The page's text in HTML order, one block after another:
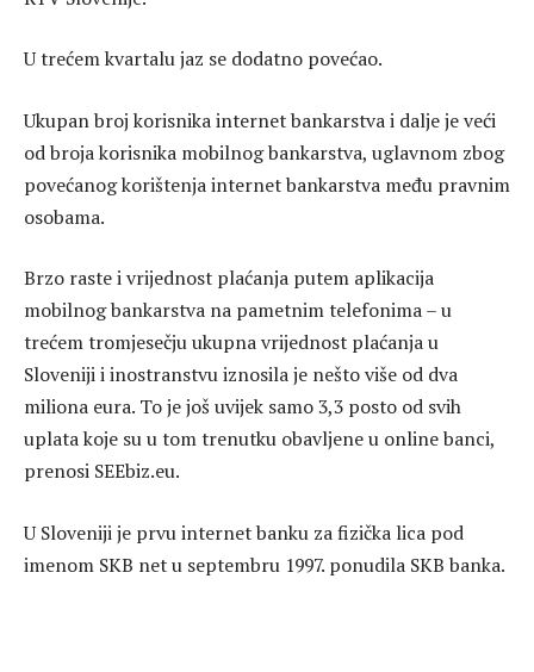
U trećem kvartalu jaz se dodatno povećao.
Ukupan broj korisnika internet bankarstva i dalje je veći
od broja korisnika mobilnog bankarstva, uglavnom zbog
povećanog korištenja internet bankarstva među pravnim
osobama.
Brzo raste i vrijednost plaćanja putem aplikacija
mobilnog bankarstva na pametnim telefonima – u
trećem tromjesečju ukupna vrijednost plaćanja u
Sloveniji i inostranstvu iznosila je nešto više od dva
miliona eura. To je još uvijek samo 3,3 posto od svih
uplata koje su u tom trenutku obavljene u online banci,
prenosi SEEbiz.eu.
U Sloveniji je prvu internet banku za fizička lica pod
imenom SKB net u septembru 1997. ponudila SKB banka.